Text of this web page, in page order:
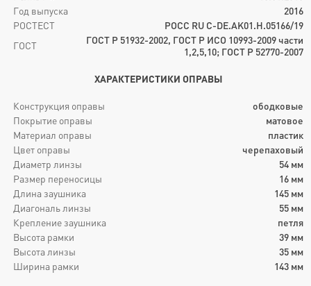
Год выпуска
2016
РОСТЕСТ
РОСС RU C-DE.AK01.H.05166/19
ГОСТ
ГОСТ Р 51932-2002, ГОСТ Р ИСО 10993-2009 части
1,2,5,10; ГОСТ Р 52770-2007
ХАРАКТЕРИСТИКИ ОПРАВЫ
Конструкция оправы
ободковые
Покрытие оправы
матовое
Материал оправы
пластик
Цвет оправы
черепаховый
Диаметр линзы
54 мм
Размер переносицы
16 мм
Длина заушника
145 мм
Диагональ линзы
55 мм
Крепление заушника
петля
Высота рамки
39 мм
Высота линзы
35 мм
Ширина рамки
143 мм